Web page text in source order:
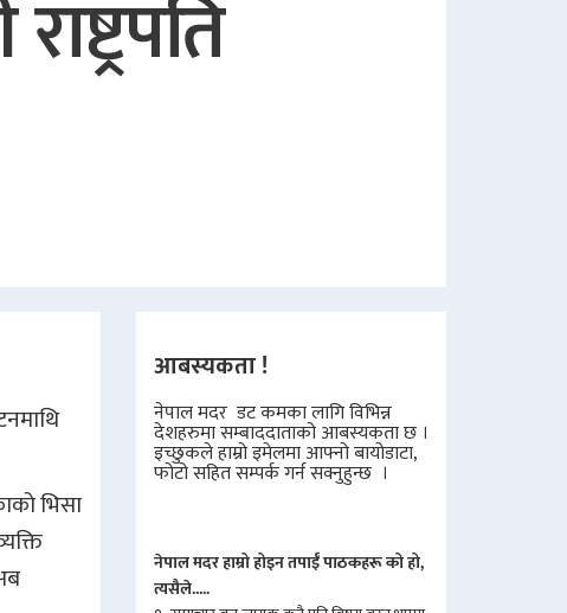
भिसा
आबस्यकता !
नेपाल मदर डट कमका लागि विभिन्न
देशहरुमा सम्बाददाताको आबस्यकता छ ।
इच्छुकले हाम्रो इमेलमा आफ्नो बायोडाटा,
फोटो सहित सम्पर्क गर्न सक्नुहुन्छ ।
नेपाल मदर हाम्रो होइन तपाईँ पाठकहरू को हो,
त्यसैले.....